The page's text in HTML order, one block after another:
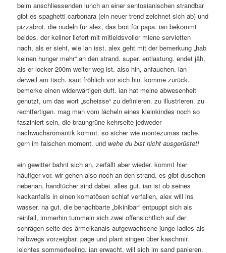
beim anschliessenden lunch an einer sentosianischen strandbar
gibt es spaghetti carbonara (ein neuer trend zeichnet sich ab) und
pizzabrot. die nudeln für alex, das brot für papa. ian bekommt
beides. der kellner liefert mit mitleidsvoller miene servietten
nach, als er sieht, wie ian isst. alex geht mit der bemerkung „hab
keinen hunger mehr“ an den strand. super. entlastung. endet jäh,
als er locker 200m weiter weg ist. also hin, anfauchen. ian
derweil am tisch. saut fröhlich vor sich hin. komme zurück.
bemerke einen widerwärtigen duft. ian hat meine abwesenheit
genutzt, um das wort „scheisse“ zu definieren. zu illustrieren. zu
rechtfertigen. mag man vom lächeln eines kleinkindes noch so
fasziniert sein, die braungrüne kehrseite jedweder
nachwuchsromantik kommt. so sicher wie montezumas rache.
gern im falschen moment. und wehe du bist nicht ausgerüstet!
ein gewitter bahnt sich an, zerfällt aber wieder. kommt hier
häufiger vor. wir gehen also noch an den strand. es gibt duschen
nebenan, handtücher sind dabei. alles gut. ian ist ob seines
kackanfalls in einen komatösen schlaf verfallen, alex will ins
wasser. na gut. die benachbarte „bikinibar“ entpuppt sich als
reinfall, immerhin tummeln sich zwei offensichtlich auf der
schrägen seite des ärmelkanals aufgewachsene junge ladies als
halbwegs vorzeigbar. page und plant singen über kaschmir.
leichtes sommerfeeling. ian erwacht, will sich im sand panieren.